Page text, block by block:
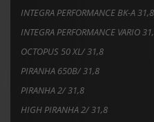
INTEGRA PERFORMANCE BK-A 31,8
INTEGRA PERFORMANCE VARIO
OCTOPUS 50 XL/ 31,8
PIRANHA 650B/ 31,8
PIRANHA 2/ 31,8
HIGH PIRANHA 2/ 31,8